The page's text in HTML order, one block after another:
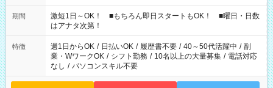
期間
激短1日～OK！ ■もちろん即日スタートもOK！ ■曜日・日数
はアナタ次第！
特徴 週1日からOK / 日払いOK / 履歴書不要 / 40～50代活躍中 / 副
業・WワークOK / シフト勤務 / 10名以上の大量募集 / 電話対応
なし / パソコンスキル不要